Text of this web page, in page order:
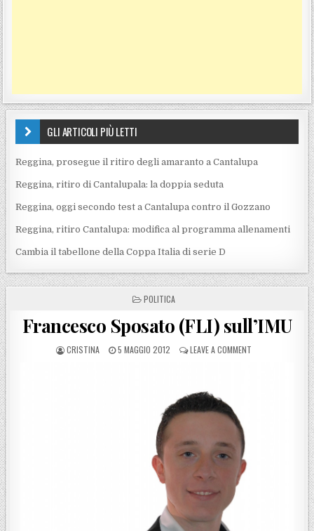
GLI ARTICOLI PIÙ LETTI
Reggina, prosegue il ritiro degli amaranto a Cantalupa
Reggina, ritiro di Cantalupala: la doppia seduta
Reggina, oggi secondo test a Cantalupa contro il Gozzano
Reggina, ritiro Cantalupa: modifica al programma allenamenti
Cambia il tabellone della Coppa Italia di serie D
POSTED IN
POLITICA
Francesco Sposato (FLI) sull’IMU
POSTED BY
CRISTINA POSTED ON
5 MAGGIO 2012 LEAVE A COMMENTON FRANCESCO